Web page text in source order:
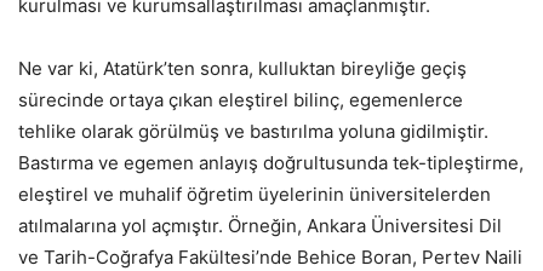
kurulması ve kurumsallaştırılması amaçlanmıştır.
Ne var ki, Atatürk’ten sonra, kulluktan bireyliğe geçiş
sürecinde ortaya çıkan eleştirel bilinç, egemenlerce
tehlike olarak görülmüş ve bastırılma yoluna gidilmiştir.
Bastırma ve egemen anlayış doğrultusunda tek-tipleştirme,
eleştirel ve muhalif öğretim üyelerinin üniversitelerden
atılmalarına yol açmıştır. Örneğin, Ankara Üniversitesi Dil
ve Tarih-Coğrafya Fakültesi’nde Behice Boran, Pertev Naili